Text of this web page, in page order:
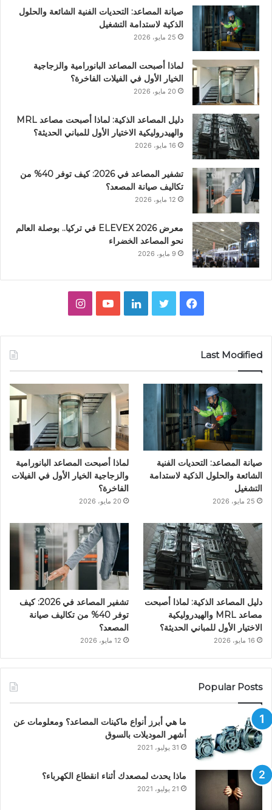
صيانة المصاعد: التحديات الفنية الشائعة والحلول
الذكية لاستدامة التشغيل
25 مايو، 2026
لماذا أصبحت المصاعد البانورامية والزجاجية
الخيار الأول في الفيلات الفاخرة؟
20 مايو، 2026
دليل المصاعد الذكية: لماذا أصبحت مصاعد MRL
والهيدروليكية الاختيار الأول للمباني الحديثة؟
16 مايو، 2026
تشفير المصاعد في 2026: كيف توفر 40% من
تكاليف صيانة المصعد؟
12 مايو، 2026
معرض ELEVEX 2026 في تركيا.. بوصلة العالم
نحو المصاعد الخضراء
9 مايو، 2026
و
ك
ر
د
إ
ن
و
ق
ر
ا
م
Last Modified
صيانة المصاعد: التحديات الفنية
الشائعة والحلول الذكية لاستدامة
التشغيل
25 مايو، 2026
لماذا أصبحت المصاعد البانورامية
والزجاجية الخيار الأول في الفيلات
الفاخرة؟
20 مايو، 2026
دليل المصاعد الذكية: لماذا أصبحت
مصاعد MRL والهيدروليكية
الاختيار الأول للمباني الحديثة؟
16 مايو، 2026
تشفير المصاعد في 2026: كيف
توفر 40% من تكاليف صيانة
المصعد؟
12 مايو، 2026
Popular Posts
ما هي أبرز أنواع ماكينات المصاعد؟ ومعلومات عن
أشهر الموديلات بالسوق
31 يوليو، 2021
ماذا يحدث لمصعدك أثناء انقطاع الكهرباء؟
21 يوليو، 2021